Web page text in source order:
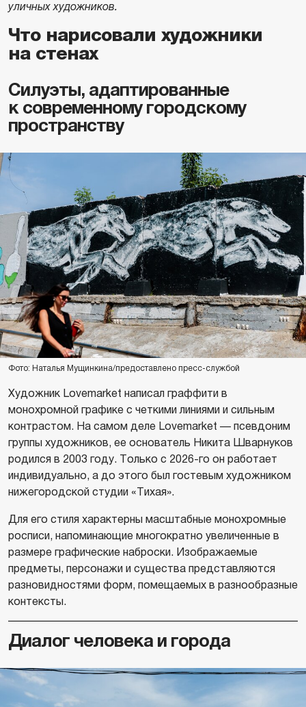
уличных художников.
Что нарисовали художники
на стенах
Силуэты, адаптированные
к современному городскому
пространству
Фото: Наталья Мущинкина/предоставлено пресс-службой
Художник Lovemarket написал граффити в
монохромной графике с четкими линиями и сильным
контрастом. На самом деле Lovemarket — псевдоним
группы художников, ее основатель Никита Шварнуков
родился в 2003 году. Только с 2026-го он работает
индивидуально, а до этого был гостевым художником
нижегородской студии «Тихая».
Для его стиля характерны масштабные монохромные
росписи, напоминающие многократно увеличенные в
размере графические наброски. Изображаемые
предметы, персонажи и существа представляются
разновидностями форм, помещаемых в разнообразные
контексты.
Диалог человека и города